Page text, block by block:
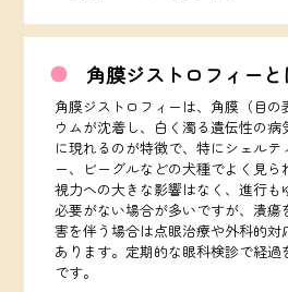
角膜ジストロフィーと
角膜ジストロフィーは、角膜（目の
ウムが沈着し、白く濁る遺伝性の
に現れるのが特徴で、特にシェル
ー、ビーグルなどの犬種でよく見
視力への大きな影響はなく、進行も
必要がない場合が多いですが、潰瘍
害を伴う場合は点眼治療や外科的対
あります。定期的な眼科検診で経過
です。